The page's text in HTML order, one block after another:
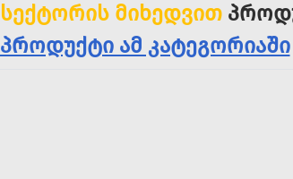
სექტორის მიხედვით
პროდუქტი ამ კატეგორიაში